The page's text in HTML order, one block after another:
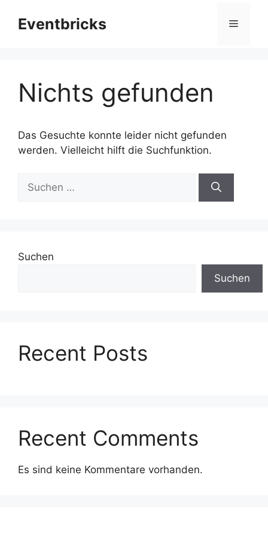
InhaltEventbricks Menü
Nichts gefunden
Das Gesuchte konnte leider nicht gefunden
werden. Vielleicht hilft die Suchfunktion.
nach:
Suchen
Suchen
Recent Posts
Recent Comments
Es sind keine Kommentare vorhanden.